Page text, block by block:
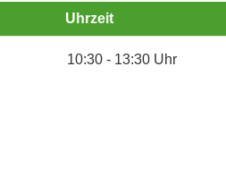
Uhrzeit
10:30 - 13:30 Uhr